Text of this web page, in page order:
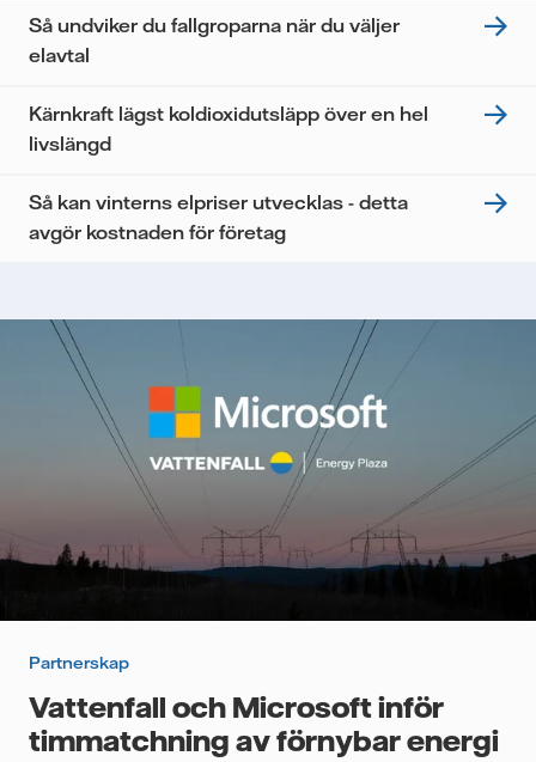
Så undviker du fallgroparna när du väljer
elavtal
Kärnkraft lägst koldioxidutsläpp över en hel
livslängd
Så kan vinterns elpriser utvecklas - detta
avgör kostnaden för företag
Partnerskap
Vattenfall och Microsoft inför
timmatchning av förnybar energi